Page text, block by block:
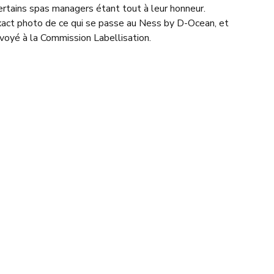
spas managers étant tout à leur honneur.
photo de ce qui se passe au Ness by D-Ocean, et
à la Commission Labellisation.